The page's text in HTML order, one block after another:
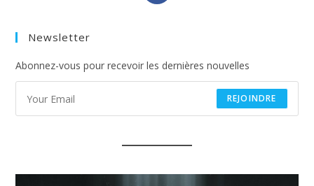
Newsletter
Abonnez-vous pour recevoir les dernières nouvelles
REJOINDRE